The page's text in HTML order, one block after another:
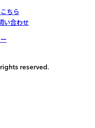
ちら
い合わせ
reserved.